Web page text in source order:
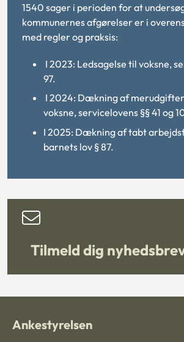
1540 sager i perioden for at
kommunernes afgørelser er i
med regler og praksis:
I 2023: Ledsagelse til voksne,
97.
I 2024: Dækning af
voksne, servicelovens §§ 41 og
I 2025: Dækning af tabt
barnets lov § 87.
Tilmeld dig
Ankestyrelsen